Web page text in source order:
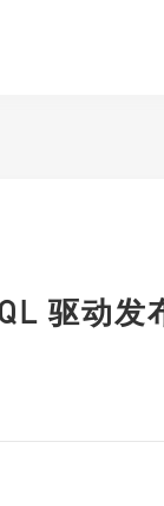
驱动发